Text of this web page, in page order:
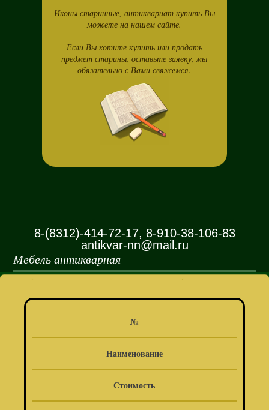
Иконы старинные, антиквариат купить Вы
можете на нашем сайте.
Если Вы хотите купить или продать
предмет старины, оставьте заявку, мы
обязательно с Вами свяжемся.
8-(8312)-414-72-17, 8-910-38-106-83
antikvar-nn@mail.ru
Мебель антикварная
№
Наименование
Стоимость